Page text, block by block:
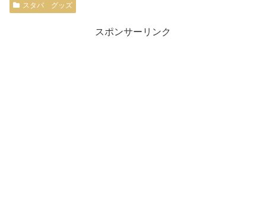
スタバ グッズ
スポンサーリンク